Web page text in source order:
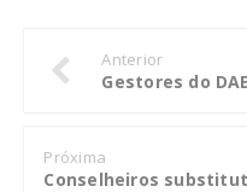
Anterior
Próxima